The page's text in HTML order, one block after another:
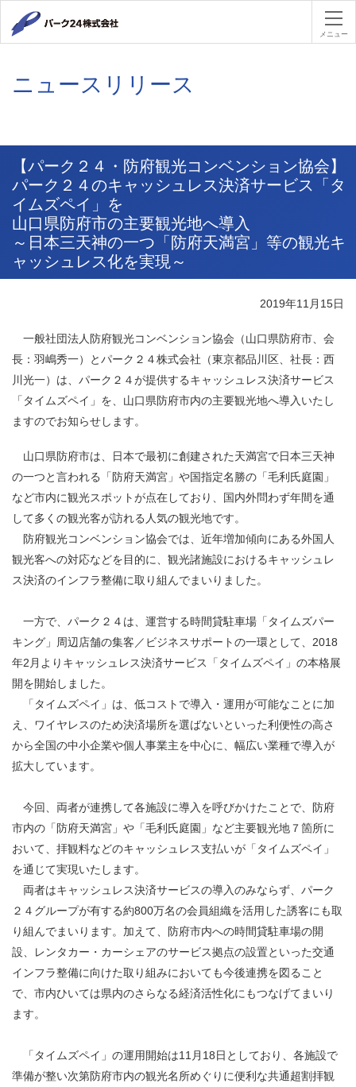
パーク２
メニュー
ニュースリリース
【パーク２４・防府観光コンベンション協会】
パーク２４のキャッシュレス決済サービス「タ
イムズペイ」を
山口県防府市の主要観光地へ導入
～日本三天神の一つ「防府天満宮」等の観光キ
ャッシュレス化を実現～
2019年11月15日
一般社団法人防府観光コンベンション協会（山口県防府市、会
長：羽嶋秀一）とパーク２４株式会社（東京都品川区、社長：西
川光一）は、パーク２４が提供するキャッシュレス決済サービス
「タイムズペイ」を、山口県防府市内の主要観光地へ導入いたし
ますのでお知らせします。
山口県防府市は、日本で最初に創建された天満宮で日本三天神
の一つと言われる「防府天満宮」や国指定名勝の「毛利氏庭園」
など市内に観光スポットが点在しており、国内外問わず年間を通
して多くの観光客が訪れる人気の観光地です。
防府観光コンベンション協会では、近年増加傾向にある外国人
観光客への対応などを目的に、観光諸施設におけるキャッシュレ
ス決済のインフラ整備に取り組んでまいりました。
一方で、パーク２４は、運営する時間貸駐車場「タイムズパー
キング」周辺店舗の集客／ビジネスサポートの一環として、2018
年2月よりキャッシュレス決済サービス「タイムズペイ」の本格展
開を開始しました。
「タイムズペイ」は、低コストで導入・運用が可能なことに加
え、ワイヤレスのため決済場所を選ばないといった利便性の高さ
から全国の中小企業や個人事業主を中心に、幅広い業種で導入が
拡大しています。
今回、両者が連携して各施設に導入を呼びかけたことで、防府
市内の「防府天満宮」や「毛利氏庭園」など主要観光地７箇所に
おいて、拝観料などのキャッシュレス支払いが「タイムズペイ」
を通じて実現いたします。
両者はキャッシュレス決済サービスの導入のみならず、パーク
２４グループが有する約800万名の会員組織を活用した誘客にも取
り組んでまいります。加えて、防府市内への時間貸駐車場の開
設、レンタカー・カーシェアのサービス拠点の設置といった交通
インフラ整備に向けた取り組みにおいても今後連携を図ること
で、市内ひいては県内のさらなる経済活性化にもつなげてまいり
ます。
「タイムズペイ」の運用開始は11月18日としており、各施設で
準備が整い次第防府市内の観光名所めぐりに便利な共通超割拝観